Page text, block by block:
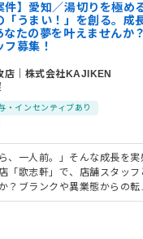
件】愛知／湯切りを極め
「うまい！」を創る。成
なたの夢を叶えませんか
募集！
店
株式会社KAJIKEN
・インセンティブあり
、一人前。」そんな成長を実
「歌志軒」で、店舗スタッフ
？ブランクや異業態からの転
ーがあるのでご安心ください
の接客・提供・洗い物からス